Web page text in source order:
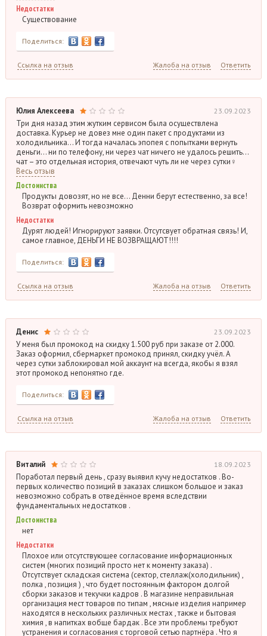
Недостатки
Существование
Поделиться:
Ссылка на отзыв Жалоба на отзыв Ответить
Юлия Алексеева 23.09.2023
Три дня назад этим жутким сервисом была осуществлена
доставка. Курьер не довез мне один пакет с продуктами из
холодильника… И тогда началась эпопея с попытками вернуть
деньги… ни по телефону, ни через чат ничего не удалось решить…
чат – это отдельная история, отвечают чуть ли не через сутки‍♀️
Весь отзыв
Достоинства
Продукты довозят, но не все… Денни берут естественно, за все!
Возврат оформить невозможно
Недостатки
Дурят людей! Игнорируют заявки. Отсутсвует обратная связь! И,
самое главное, ДЕНЬГИ НЕ ВОЗВРАЩАЮТ!!!!
Поделиться:
Ссылка на отзыв Жалоба на отзыв Ответить
Денис 23.09.2023
У меня был промокод на скидку 1.500 руб при заказе от 2.000.
Заказ оформил, сбермаркет промокод принял, скидку учёл. А
через сутки заблокировал мой аккаунт на всегда, якобы я взял
этот промокод непонятно где.
Поделиться:
Ссылка на отзыв Жалоба на отзыв Ответить
Виталий 18.09.2023
Поработал первый день , сразу выявил кучу недостатков . Во-
первых количество позиций в заказах слишком большое и заказ
невозможно собрать в отведённое время вследствии
фундаментальных недостатков .
Достоинства
нет
Недостатки
Плохое или отсутствующее согласование информационных
систем (многих позиций просто нет к моменту заказа) .
Отсутствует складская система (сектор, стеллаж(холодильник) ,
полка , позиция ) , что будет постоянным фактором долгой
сборки заказов и текучки кадров . В магазине неправильная
организация мест товаров по типам , мясные изделия например
находятся в нескольких различных местах , также и бытовая
химия , в напитках вобще бардак . Все эти проблемы требуют
устранения и согласования с торговой сетью партнёра . Что я